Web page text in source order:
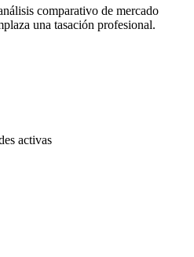
comparativo de mercado
una tasación profesional.
activas